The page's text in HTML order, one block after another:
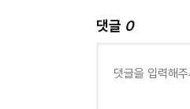
댓글 0